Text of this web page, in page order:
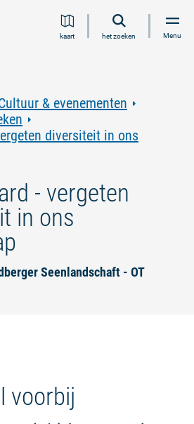
Ga
naar
Ga
naar
Ga
naar
Ga
naar
kaart het zoeken Menu
& evenementen
diversiteit in ons
- vergeten
in ons
Seenlandschaft - OT
voorbij